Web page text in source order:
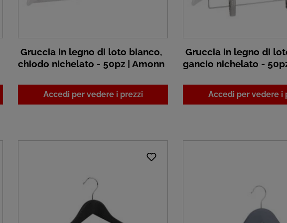
Gruccia in legno di loto bianco,
chiodo nichelato - 50pz | Amonn
Accedi per vedere i prezzi
Gruccia in legno di
gancio nichelato -
Accedi per vedere i